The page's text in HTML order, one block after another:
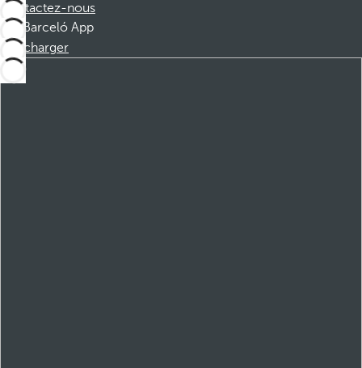
Contactez-nous
Barceló App
Télécharger